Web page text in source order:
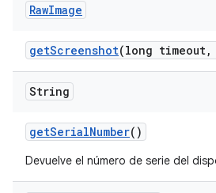
RawImage
getScreenshot(long timeout,
String
getSerialNumber()
Devuelve el número de serie del